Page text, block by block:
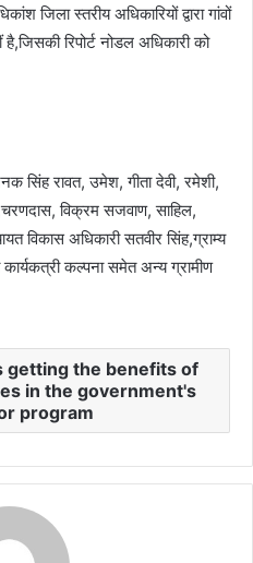
जिला स्तरीय अधिकारियों द्वारा गांवों
रिपोर्ट नोडल अधिकारी को
सिंह रावत, उमेश, गीता देवी, रमेशी,
विक्रम सजवाण, साहिल,
विकास अधिकारी सतवीर सिंह,ग्राम्य
कार्यकत्री कल्पना समेत अन्य ग्रामीण
getting the benefits of
in the government's
program